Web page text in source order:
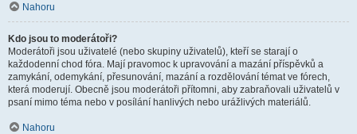
Nahoru
Kdo jsou to moderátoři?
Moderátoři jsou uživatelé (nebo skupiny uživatelů), kteří se starají o
každodenní chod fóra. Mají pravomoc k upravování a mazání příspěvků a
zamykání, odemykání, přesunování, mazání a rozdělování témat ve fórech,
která moderují. Obecně jsou moderátoři přítomni, aby zabraňovali uživatelů v
psaní mimo téma nebo v posílání hanlivých nebo urážlivých materiálů.
Nahoru